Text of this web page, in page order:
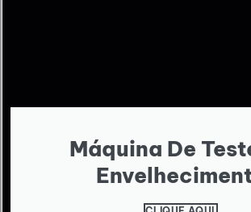
Máquina De